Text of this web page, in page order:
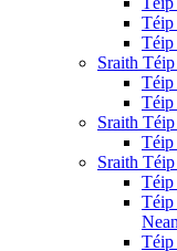
Téip
Téip
Sraith
Téip
Téip
Sraith
Téip
Sraith
Téip
Téip
Téip